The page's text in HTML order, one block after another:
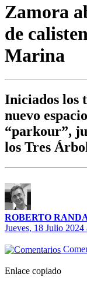
Zamora
de
Marina
Iniciados los
nuevo
“parkour”,
los Tres
ROBERTO
Jueves, 18 Julio 2024
Enlace copiado